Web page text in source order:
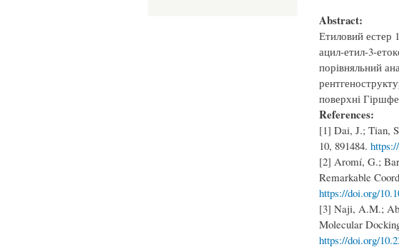
Abstract:
Етиловий естер
ацил-етил-3-
порівняльний
поверхні
References:
[1] Dai, J.; Tian,
10, 891484.
[2] Aromí, G.;
Remarkable
https://doi.org/
[3] Naji, A.M.;
Molecular
https://doi.org/